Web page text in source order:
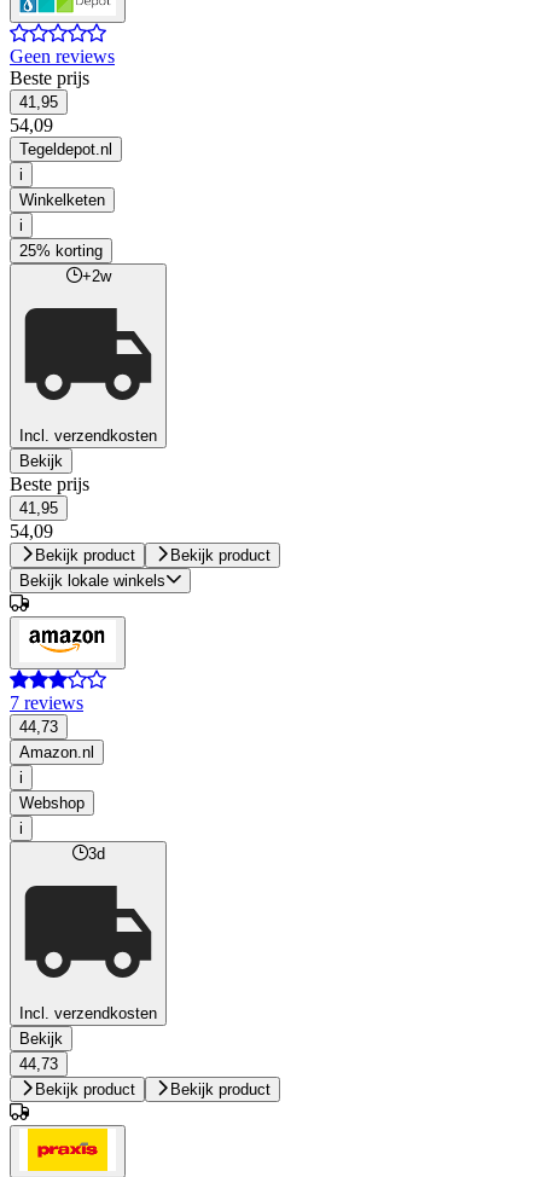
Geen reviews
Beste prijs
41,95
54,09
Tegeldepot.nl
i
Winkelketen
i
25% korting
+2w
Incl. verzendkosten
Bekijk
Beste prijs
41,95
54,09
Bekijk product
Bekijk product
Bekijk lokale winkels
7 reviews
44,73
Amazon.nl
i
Webshop
i
3d
Incl. verzendkosten
Bekijk
44,73
Bekijk product
Bekijk product